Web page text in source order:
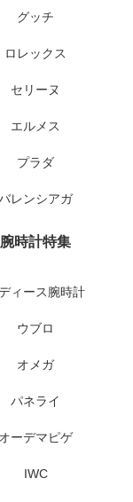
グッチ
ロレックス
セリーヌ
エルメス
プラダ
レンシアガ
腕時計特集
ィース腕時計
ウブロ
オメガ
パネライ
オーデマピゲ
IWC